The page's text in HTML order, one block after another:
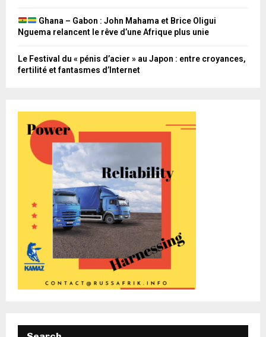
Ghana – Gabon : John Mahama et Brice Oligui
Nguema relancent le rêve d’une Afrique plus unie
Le Festival du « pénis d’acier » au Japon : entre croyances,
fertilité et fantasmes d’Internet